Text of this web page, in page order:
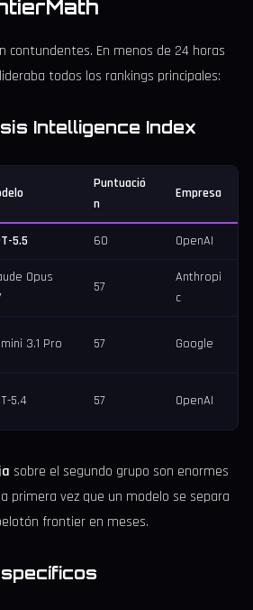
contundentes. En menos de 24 horas
todos los rankings principales:
Intelligence Index
Puntuació
n
Empresa
5.5 60 OpenAI
Opus
57
Anthropi
c
3.1 Pro 57 Google
5.4 57 OpenAI
sobre el segundo grupo son enormes
primera vez que un modelo se separa
frontier en meses.